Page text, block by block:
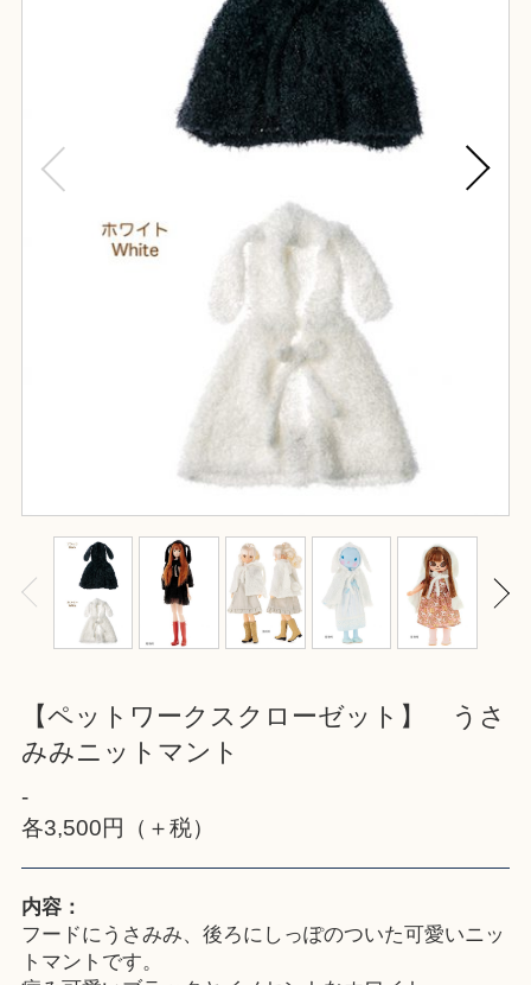
【ペットワークスクローゼット】 うさ
みみニットマント
-
各3,500円（＋税）
内容：
フードにうさみみ、後ろにしっぽのついた可愛いニッ
トマントです。